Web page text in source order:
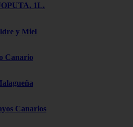
1L.
y Miel
Canario
Canarios